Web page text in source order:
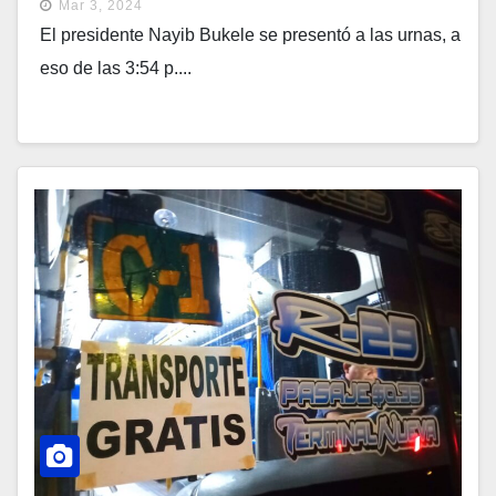
Mar 3, 2024
El presidente Nayib Bukele se presentó a las urnas, a
eso de las 3:54 p....